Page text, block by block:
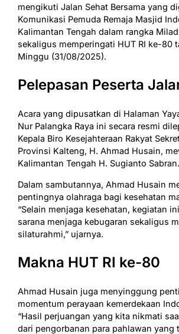
mengikuti Jalan Sehat Bersama yang
Komunikasi Pemuda Remaja Masjid
Kalimantan Tengah dalam rangka
sekaligus memperingati HUT RI ke-80
Minggu (31/08/2025).
Pelepasan Peserta
Acara yang dipusatkan di Halaman
Nur Palangka Raya ini secara resmi
Kepala Biro Kesejahteraan Rakyat
Provinsi Kalteng, H. Ahmad Husain,
Kalimantan Tengah H. Sugianto Sabran.
Dalam sambutannya, Ahmad Husain
pentingnya olahraga bagi kesehatan
“Selain menjaga kesehatan, kegiatan
sarana menjaga kebugaran sekaligus
silaturahmi,” ujarnya.
Makna HUT RI ke-80
Ahmad Husain juga menyinggung
momentum perayaan kemerdekaan
“Hasil perjuangan yang kita nikmati
dari pengorbanan para pahlawan yang